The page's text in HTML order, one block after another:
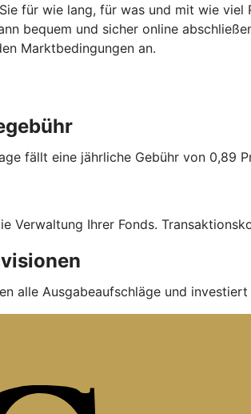
für wie lang, für was und mit wie
bequem und sicher online
Marktbedingungen an.
fällt eine jährliche Gebühr von
Verwaltung Ihrer Fonds.
alle Ausgabe­auf­schläge und